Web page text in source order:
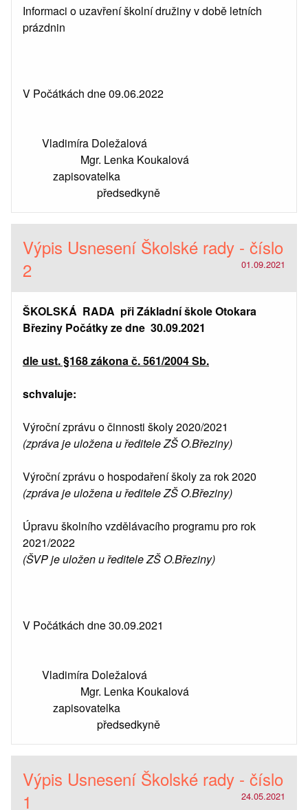
Informaci o uzavření školní družiny v době letních
prázdnin
V Počátkách dne 09.06.2022
Vladimíra Doležalová
Mgr. Lenka Koukalová
zapisovatelka
předsedkyně
Výpis Usnesení Školské rady - číslo
2
01.09.2021
ŠKOLSKÁ RADA při Základní škole Otokara
Březiny Počátky ze dne 30.09.2021
dle ust. §168 zákona č. 561/2004 Sb.
schvaluje:
Výroční zprávu o činnosti školy 2020/2021
(zpráva je uložena u ředitele ZŠ O.Březiny)
Výroční zprávu o hospodaření školy za rok 2020
(zpráva je uložena u ředitele ZŠ O.Březiny)
Úpravu školního vzdělávacího programu pro rok
2021/2022
(ŠVP je uložen u ředitele ZŠ O.Březiny)
V Počátkách dne 30.09.2021
Vladimíra Doležalová
Mgr. Lenka Koukalová
zapisovatelka
předsedkyně
Výpis Usnesení Školské rady - číslo
1
24.05.2021